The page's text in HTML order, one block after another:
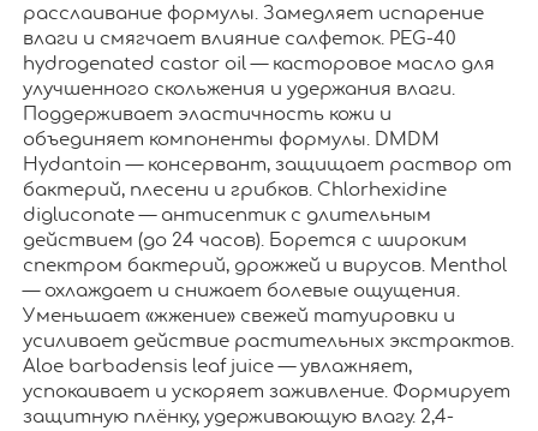
расслаивание формулы. Замедляет испарение
влаги и смягчает влияние салфеток. PEG-40
hydrogenated castor oil — касторовое масло для
улучшенного скольжения и удержания влаги.
Поддерживает эластичность кожи и
объединяет компоненты формулы. DMDM
Hydantoin — консервант, защищает раствор от
бактерий, плесени и грибков. Chlorhexidine
digluconate — антисептик с длительным
действием (до 24 часов). Борется с широким
спектром бактерий, дрожжей и вирусов. Menthol
— охлаждает и снижает болевые ощущения.
Уменьшает «жжение» свежей татуировки и
усиливает действие растительных экстрактов.
Aloe barbadensis leaf juice — увлажняет,
успокаивает и ускоряет заживление. Формирует
защитную плёнку, удерживающую влагу. 2,4-